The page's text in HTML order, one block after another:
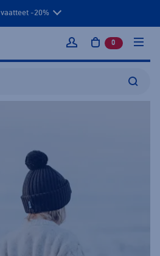
vaatteet -20%
Kirjaudu sisään
0 tuotetta